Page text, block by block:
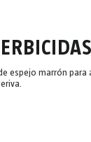
espejo marrón para